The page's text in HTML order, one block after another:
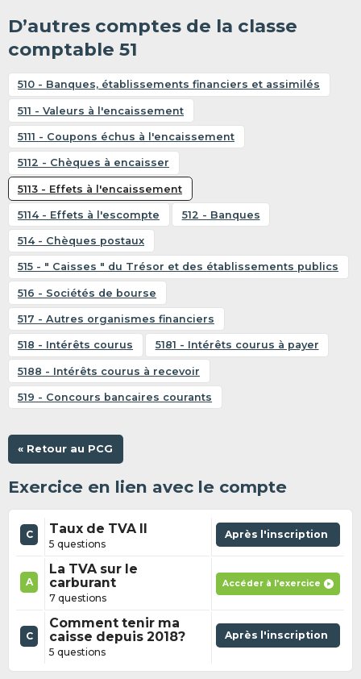
D’autres comptes de la classe
comptable 51
510 - Banques, établissements financiers et assimilés
511 - Valeurs à l'encaissement
5111 - Coupons échus à l'encaissement
5112 - Chèques à encaisser
5113 - Effets à l'encaissement
5114 - Effets à l'escompte 512 - Banques
514 - Chèques postaux
515 - " Caisses " du Trésor et des établissements publics
516 - Sociétés de bourse
517 - Autres organismes financiers
518 - Intérêts courus 5181 - Intérêts courus à payer
5188 - Intérêts courus à recevoir
519 - Concours bancaires courants
« Retour au PCG
Exercice en lien avec le compte
C Taux de TVA II
5 questions
Après l'inscription
A
La TVA sur le
carburant
7 questions
Accéder à l'exercice
C
Comment tenir ma
caisse depuis 2018?
5 questions
Après l'inscription